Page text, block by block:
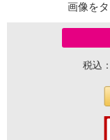
画像を
税込：